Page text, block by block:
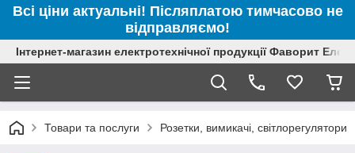
Всі ціни актуальні! Післяплатою тимчасово не
відправляємо!
Інтернет-магазин електротехнічної продукції Фаворит
Товари та послуги Розетки, вимикачі, світлорегулятори